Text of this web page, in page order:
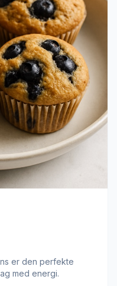
er den perfekte
med energi.